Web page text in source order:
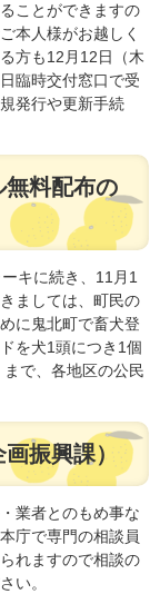
ことができますの
本人様がお越しく
方も12月12日（木
臨時交付窓口で受
発行や更新手続
無料配布の
キに続き、11月1
ましては、町民の
に鬼北町で畜犬登
を犬1頭につき1個
で、各地区の公民
振興課）
業者とのもめ事な
庁で専門の相談員
れますので相談の
い。